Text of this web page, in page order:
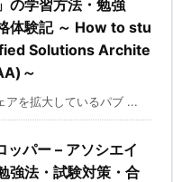
の学習方法・勉強
体験記 ～ How to stu
Solutions Archite
～
を拡大しているパブ ...
ッパー – アソシエイ
強法・試験対策・合